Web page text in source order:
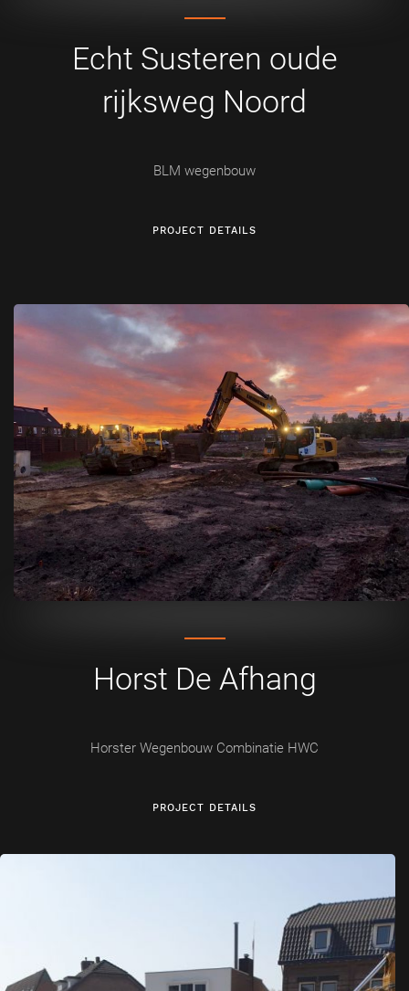
Echt Susteren oude
rijksweg Noord
BLM wegenbouw
PROJECT DETAILS
Horst De Afhang
Horster Wegenbouw Combinatie HWC
PROJECT DETAILS